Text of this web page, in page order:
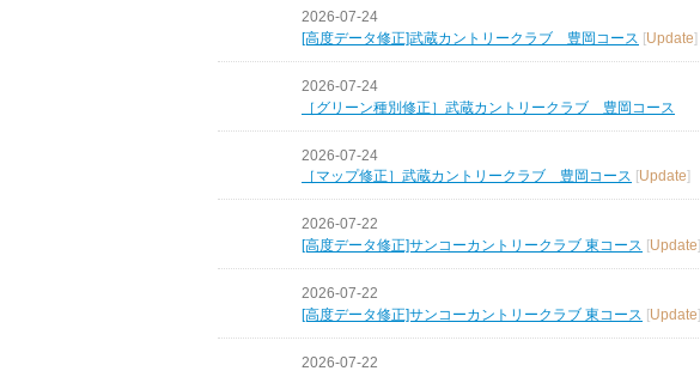
2026-07-24
[高度データ修正]武蔵カントリークラブ 豊岡コース [Update]
2026-07-24
［グリーン種別修正］武蔵カントリークラブ 豊岡コース
2026-07-24
［マップ修正］武蔵カントリークラブ 豊岡コース [Update]
2026-07-22
[高度データ修正]サンコーカントリークラブ 東コース [Update]
2026-07-22
[高度データ修正]サンコーカントリークラブ 東コース [Update]
2026-07-22